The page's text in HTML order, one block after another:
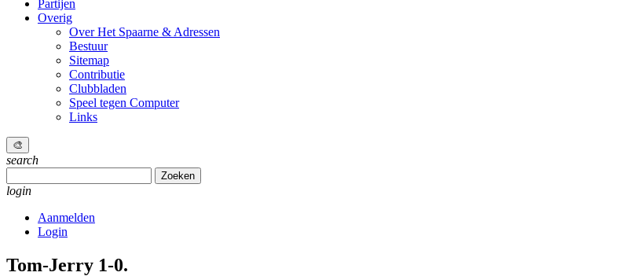
Partijen
Overig
Over Het Spaarne & Adressen
Bestuur
Sitemap
Contributie
Clubbladen
Speel tegen Computer
Links
🎨
search
naar:
login
Aanmelden
Login
Tom-Jerry 1-0.